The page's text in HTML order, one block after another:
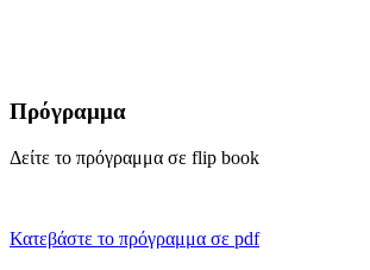
Πρόγραμμα
Δείτε το πρόγραμμα σε flip book
Κατεβάστε το πρόγραμμα σε pdf